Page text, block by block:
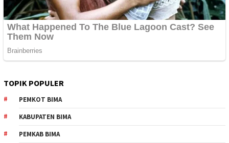
TOPIK POPULER
PEMKOT BIMA
KABUPATEN BIMA
PEMKAB BIMA